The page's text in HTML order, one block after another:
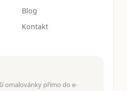
Blog
Kontakt
omalovánky přímo do e-